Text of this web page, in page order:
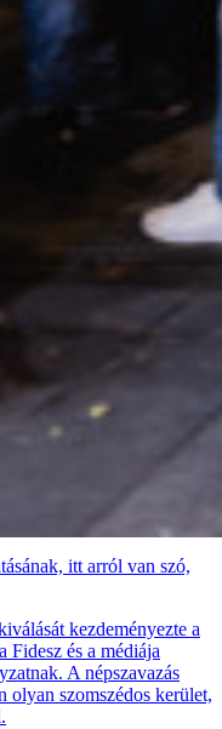
itt arról van szó,
kezdeményezte a
Fidesz és a médiája
A népszavazás
olyan szomszédos kerület,